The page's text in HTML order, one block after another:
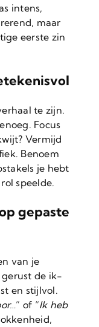
intens,
maar
eerste zin
te zijn.
Focus
Vermijd
Benoem
je hebt
speelde.
gepaste
van je
de ik-
en stijlvol.
” of “Ik heb